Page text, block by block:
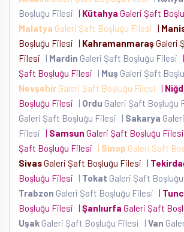
Boşluğu Filesi | Kütahya Galeri Şaft
Malatya Galeri Şaft Boşluğu Filesi |
Boşluğu Filesi | Kahramanmaraş Galeri
Filesi
| Mardin Galeri Şaft Boşluğu Filesi |
Şaft Boşluğu Filesi
| Muş Galeri Şaft
Nevşehir Galeri Şaft Boşluğu Filesi |
Boşluğu Filesi
| Ordu Galeri Şaft Boşluğu
Galeri Şaft Boşluğu Filesi
| Sakarya
Filesi | Samsun Galeri Şaft Boşluğu Filesi
Şaft Boşluğu Filesi
| Sinop Galeri Şaft
SivasGaleri Şaft Boşluğu Filesi |
Boşluğu Filesi
| Tokat Galeri Şaft
Trabzon Galeri Şaft Boşluğu Filesi |
Boşluğu Filesi | Şanlıurfa Galeri Şaft
Uşak Galeri Şaft Boşluğu Filesi | Van